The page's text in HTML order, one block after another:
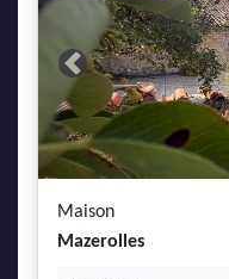
Previous
Maison
Mazerolles